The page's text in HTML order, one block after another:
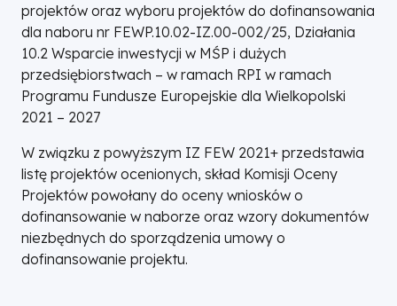
projektów oraz wyboru projektów do dofinansowania
dla naboru nr FEWP.10.02-IZ.00-002/25, Działania
10.2 Wsparcie inwestycji w MŚP i dużych
przedsiębiorstwach – w ramach RPI w ramach
Programu Fundusze Europejskie dla Wielkopolski
2021 – 2027
W związku z powyższym IZ FEW 2021+ przedstawia
listę projektów ocenionych, skład Komisji Oceny
Projektów powołany do oceny wniosków o
dofinansowanie w naborze oraz wzory dokumentów
niezbędnych do sporządzenia umowy o
dofinansowanie projektu.